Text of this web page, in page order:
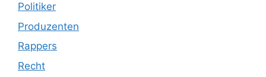
Politiker
Produzenten
Rappers
Recht